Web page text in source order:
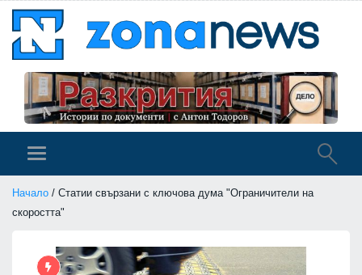
Начало / Статии свързани с ключова дума "Ограничители на
скоростта"